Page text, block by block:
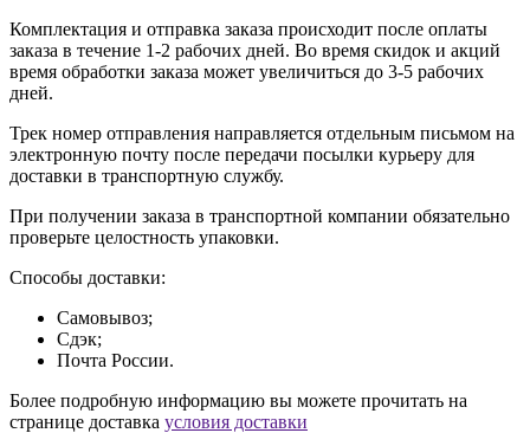
Комплектация и отправка заказа происходит после оплаты
заказа в течение 1-2 рабочих дней. Во время скидок и акций
время обработки заказа может увеличиться до 3-5 рабочих
дней.
Трек номер отправления направляется отдельным письмом на
электронную почту после передачи посылки курьеру для
доставки в транспортную службу.
При получении заказа в транспортной компании обязательно
проверьте целостность упаковки.
Способы доставки:
Самовывоз;
Сдэк;
Почта России.
Более подробную информацию вы можете прочитать на
странице доставка условия доставки